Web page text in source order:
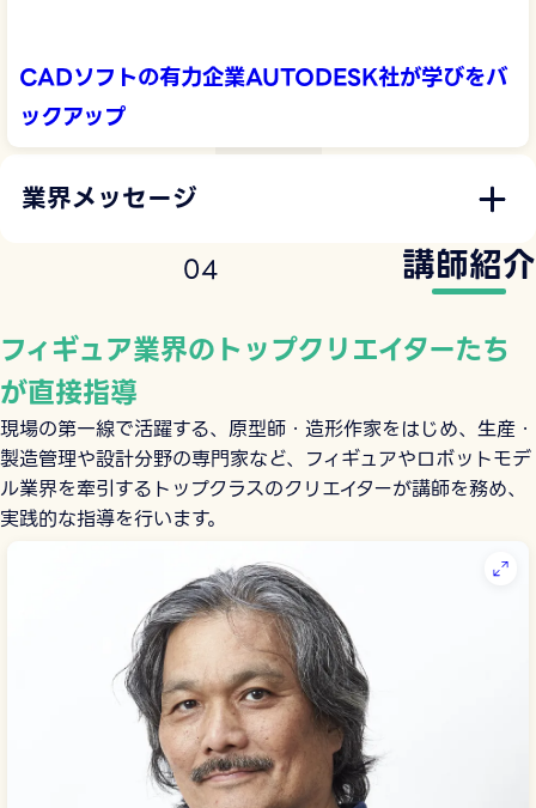
CADソフトの有力企業AUTODESK社が学びをバ
ックアップ
業界メッセージ
04 講師紹介
フィギュア業界のトップクリエイターたち
が直接指導
現場の第一線で活躍する、原型師・造形作家をはじめ、生産・
製造管理や設計分野の専門家など、フィギュアやロボットモデ
ル業界を牽引するトップクラスのクリエイターが講師を務め、
実践的な指導を行います。